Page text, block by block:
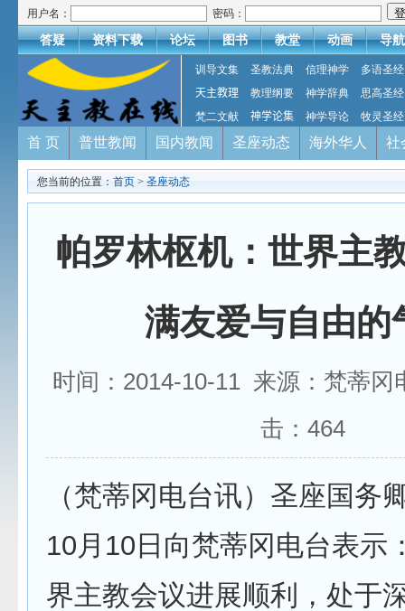
用户名： 密码：
答疑 资料下载 论坛 图书 教堂 动画 导航
训导文集 圣教法典 信理神学
多语圣经
天主教理
教理纲要 神学辞典
思高圣经
梵二文献
神学论集 神学导论 牧灵圣经
首 页 普世教闻 国内教闻 圣座动态 海外华人 社
您当前的位置： 首页 > 圣座动态
帕罗林枢机：世界主
满友爱与自由的
时间：2014-10-11 来源：梵蒂
击： 464
（梵蒂冈电台讯）圣座国务
10月10日向梵蒂冈电台表示
界主教会议进展顺利，处于